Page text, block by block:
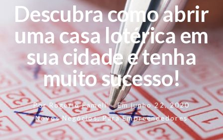
Descubra como abrir
uma casa lotérica em
sua cidade e tenha
muito sucesso!
PorRogerio Fameli Em junho 22, 2020
Novos Negócios,Para Empreendedores